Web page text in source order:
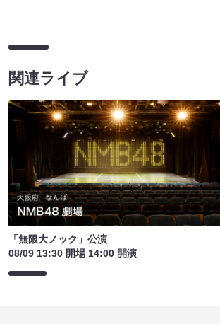
関連ライブ
「無限大ノック」公演
08/09 13:30 開場 14:00 開演